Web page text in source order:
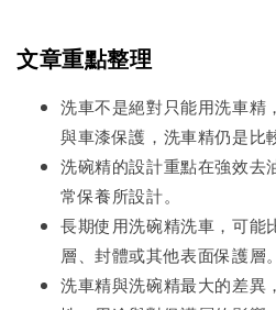
文章重點整理
洗車不是絕對只能用洗車精
與車漆保護，洗車精仍是比
洗碗精的設計重點在強效去
常保養所設計。
長期使用洗碗精洗車，可能
層、封體或其他表面保護層。
洗車精與洗碗精最大的差異